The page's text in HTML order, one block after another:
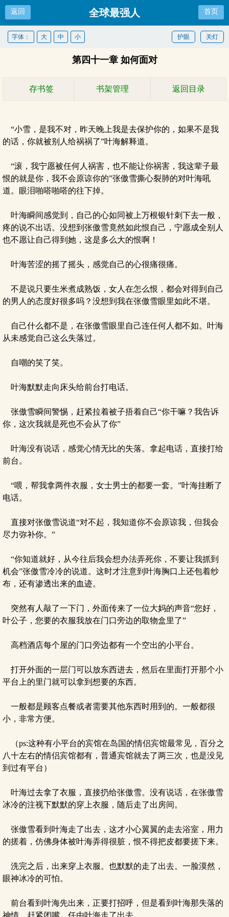
返回 全球最强人 首页
关灯
护眼
字体： 大 中 小
第四十一章 如何面对
存书签 书架管理 返回目录
“小雪，是我不对，昨天晚上我是去保护你的，如果不是我
的话，你就被别人给祸祸了”叶海解释道。
“滚，我宁愿被任何人祸害，也不能让你祸害，我这辈子最
恨的就是你，我不会原谅你的”张傲雪撕心裂肺的对叶海吼
道。眼泪啪嗒啪嗒的往下掉。
叶海瞬间感觉到，自己的心如同被上万根银针刺下去一般，
疼的说不出话。没想到张傲雪竟然如此恨自己，宁愿成全别人
也不愿让自己得到她，这是多么大的恨啊！
叶海苦涩的摇了摇头，感觉自己的心很痛很痛。
不是说只要生米煮成熟饭，女人在怎么恨，都会对得到自己
的男人的态度好很多吗？没想到我在张傲雪眼里如此不堪。
自己什么都不是，在张傲雪眼里自己连任何人都不如。叶海
从未感觉自己这么失落过。
自嘲的笑了笑。
叶海默默走向床头给前台打电话。
张傲雪瞬间警惕，赶紧拉着被子捂着自己“你干嘛？我告诉
你，这次我就是死也不会从了你”
叶海没有说话，感觉心情无比的失落。拿起电话，直接打给
前台。
“喂，帮我拿两件衣服，女士男士的都要一套。”叶海挂断了
电话。
直接对张傲雪说道“对不起，我知道你不会原谅我，但我会
尽力弥补你。”
“你知道就好，从今往后我会想办法弄死你，不要让我抓到
机会”张傲雪冷冷的说道。这时才注意到叶海胸口上还包着纱
布，还有渗透出来的血迹。
突然有人敲了一下门，外面传来了一位大妈的声音“您好，
叶公子，您要的衣服我放在门口旁边的取物盒里了”
高档酒店每个屋的门口旁边都有一个空出的小平台。
打开外面的一层门可以放东西进去，然后在里面打开那个小
平台上的里门就可以拿到想要的东西。
一般都是顾客点餐或者需要其他东西时用到的。一般都很
小，非常方便。
（ps:这种有小平台的宾馆在岛国的情侣宾馆最常见，百分之
八十左右的情侣宾馆都有，普通宾馆就去了两三次，也是没见
到过有平台）
叶海过去拿了衣服，直接扔给张傲雪。没有说话，在张傲雪
冰冷的注视下默默的穿上衣服，随后走了出房间。
张傲雪看到叶海走了出去，这才小心翼翼的走去浴室，用力
的搓着，仿佛身体被叶海弄得很脏，恨不得把皮都要搓下来。
洗完之后，出来穿上衣服。也默默的走了出去。一脸漠然，
眼神冰冷的可怕。
前台看到叶海先出来，正要打招呼，但是看到叶海那失落的
神情，赶紧闭嘴，任由叶海走了出去。